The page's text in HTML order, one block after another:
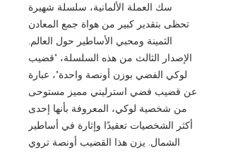
سك العملة الألمانية، سلسلة شهيرة
تحظى بتقدير كبير من هواة جمع المعادن
الثمينة ومحبي الأساطير حول العالم.
الإصدار الثالث من هذه السلسلة، "قضيب
لوكي الفضي بوزن أونصة واحدة"، عبارة
عن قضيب فضي استرليني مميز مستوحى
من شخصية لوكي، المعروفة بأنها إحدى
أكثر الشخصيات تعقيدًا وإثارة في أساطير
الشمال. يزن هذا القضيب أونصة تروي